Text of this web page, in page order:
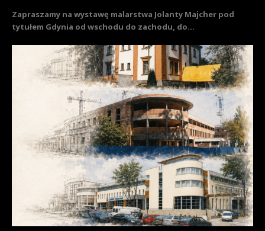
Zapraszamy na wystawę malarstwa Jolanty Majcher pod
tytułem Gdynia od wschodu do zachodu, do...